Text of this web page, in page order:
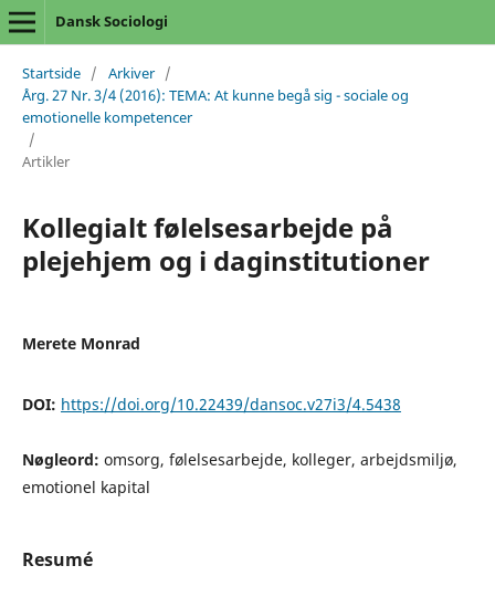
Dansk Sociologi
Startside / Arkiver /
Årg. 27 Nr. 3/4 (2016): TEMA: At kunne begå sig - sociale og
emotionelle kompetencer
/
Artikler
Kollegialt følelsesarbejde på
plejehjem og i daginstitutioner
Merete Monrad
DOI: https://doi.org/10.22439/dansoc.v27i3/4.5438
Nøgleord: omsorg, følelsesarbejde, kolleger, arbejdsmiljø,
emotionel kapital
Resumé